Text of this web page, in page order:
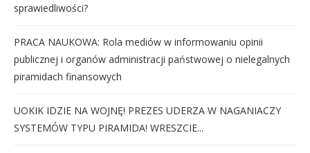
sprawiedliwości?
PRACA NAUKOWA: Rola mediów w informowaniu opinii
publicznej i organów administracji państwowej o nielegalnych
piramidach finansowych
UOKIK IDZIE NA WOJNĘ! PREZES UDERZA W NAGANIACZY
SYSTEMÓW TYPU PIRAMIDA! WRESZCIE...